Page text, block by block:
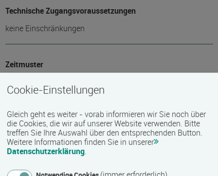
Technische Zugangsvoraussetzungen
keine Einschränkungen
Zeitmuster
Lehr- und Lernform
Präsenzveranstaltung
Cookie-Einstellungen
Gleich geht es weiter - vorab informieren wir Sie noch über
die Cookies, die wir auf unserer Website verwenden. Bitte
treffen Sie Ihre Auswahl über den entsprechenden Button.
Weitere Informationen finden Sie in unserer
Datenschutzerklärung.